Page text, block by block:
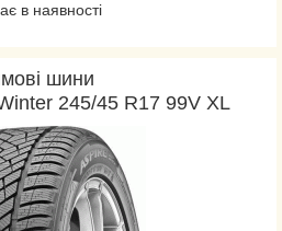
в наявності
шини
245/45 R17 99V XL